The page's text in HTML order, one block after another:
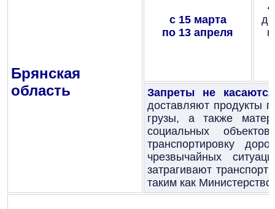
Брянская
область
с 15 марта
по 13 апреля
Запреты не касаются
доставляют продукты
грузы, а также
социальных
транспортировку
чрезвычайных
затрагивают
таким как